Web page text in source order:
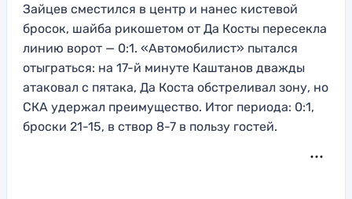
Зайцев сместился в центр и нанес кистевой
бросок, шайба рикошетом от Да Косты пересекла
линию ворот — 0:1. «Автомобилист» пытался
отыграться: на 17-й минуте Каштанов дважды
атаковал с пятака, Да Коста обстреливал зону, но
СКА удержал преимущество. Итог периода: 0:1,
броски 21-15, в створ 8-7 в пользу гостей.